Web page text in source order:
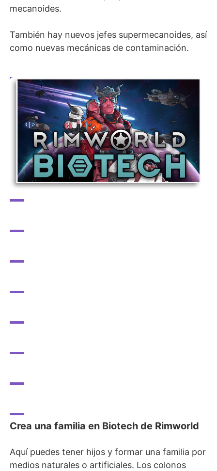
mecanoides.
También hay nuevos jefes supermecanoides, así
como nuevas mecánicas de contaminación.
Crea una familia en Biotech de Rimworld
Aquí puedes tener hijos y formar una familia por
medios naturales o artificiales. Los colonos